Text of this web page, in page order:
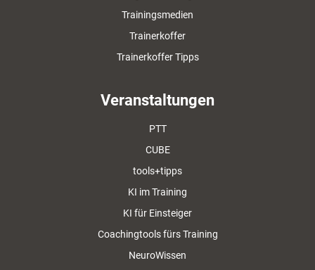
Trainingsmedien
Trainerkoffer
Trainerkoffer Tipps
Veranstaltungen
PTT
CUBE
tools+tipps
KI im Training
KI für Einsteiger
Coachingtools fürs Training
NeuroWissen